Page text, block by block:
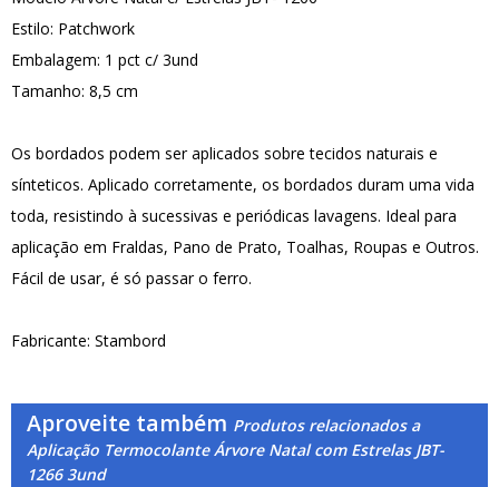
Estilo: Patchwork
Embalagem: 1 pct c/ 3und
Tamanho: 8,5 cm
Os bordados podem ser aplicados sobre tecidos naturais e
sínteticos. Aplicado corretamente, os bordados duram uma vida
toda, resistindo à sucessivas e periódicas lavagens. Ideal para
aplicação em Fraldas, Pano de Prato, Toalhas, Roupas e Outros.
Fácil de usar, é só passar o ferro.
Fabricante: Stambord
Aproveite também Produtos relacionados a
Aplicação Termocolante Árvore Natal com Estrelas JBT-
1266 3und